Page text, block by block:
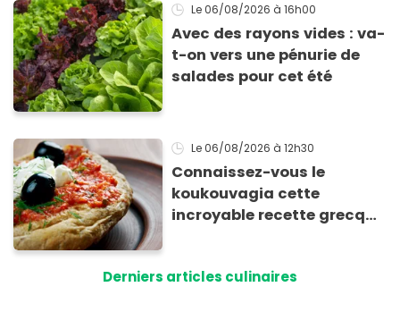
Le 06/08/2026 à 16h00
Avec des rayons vides : va-
t-on vers une pénurie de
salades pour cet été
Le 06/08/2026 à 12h30
Connaissez-vous le
koukouvagia cette
incroyable recette grecque
Derniers articles culinaires